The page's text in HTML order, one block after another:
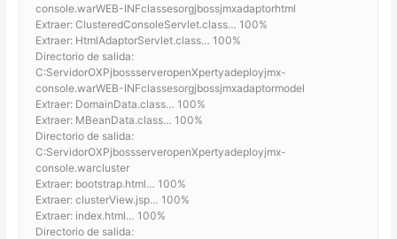
console.warWEB-INFclassesorgjbossjmxadaptorhtml
Extraer: ClusteredConsoleServlet.class… 100%
Extraer: HtmlAdaptorServlet.class… 100%
Directorio de salida:
C:ServidorOXPjbossserveropenXpertyadeployjmx-
console.warWEB-INFclassesorgjbossjmxadaptormodel
Extraer: DomainData.class… 100%
Extraer: MBeanData.class… 100%
Directorio de salida:
C:ServidorOXPjbossserveropenXpertyadeployjmx-
console.warcluster
Extraer: bootstrap.html… 100%
Extraer: clusterView.jsp… 100%
Extraer: index.html… 100%
Directorio de salida: